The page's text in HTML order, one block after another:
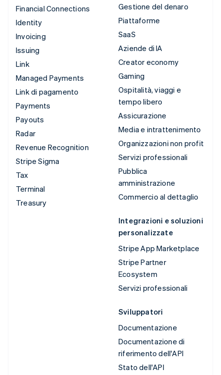
Financial Connections
Identity
Invoicing
Issuing
Link
Managed Payments
Link di pagamento
Payments
Payouts
Radar
Revenue Recognition
Stripe Sigma
Tax
Terminal
Treasury
Gestione del denaro
Piattaforme
SaaS
Aziende di IA
Creator economy
Gaming
Ospitalità, viaggi e
tempo libero
Assicurazione
Media e intrattenimento
Organizzazioni non profit
Servizi professionali
Pubblica
amministrazione
Commercio al dettaglio
Integrazioni e soluzioni
personalizzate
Stripe App Marketplace
Stripe Partner
Ecosystem
Servizi professionali
Sviluppatori
Documentazione
Documentazione di
riferimento dell'API
Stato dell'API